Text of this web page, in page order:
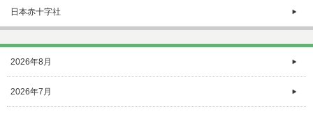
日本赤十字社
2026年8月
2026年7月